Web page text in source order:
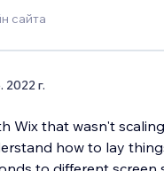
сайта
2022 г.
Wix that wasn't
how to lay